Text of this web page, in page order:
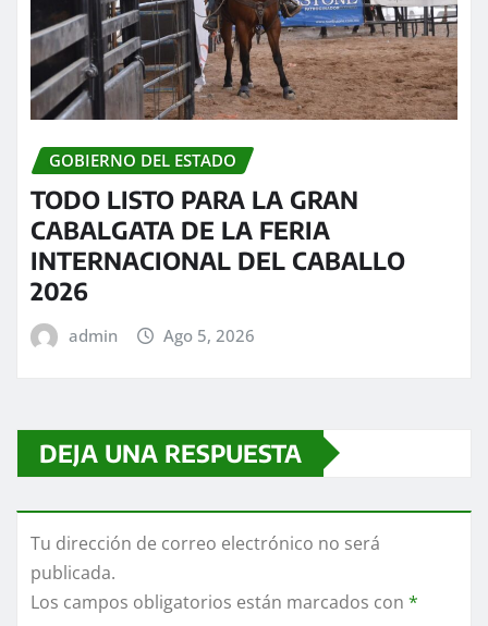
GOBIERNO DEL ESTADO
TODO LISTO PARA LA GRAN
CABALGATA DE LA FERIA
INTERNACIONAL DEL CABALLO
2026
admin Ago 5, 2026
DEJA UNA RESPUESTA
Tu dirección de correo electrónico no será
publicada.
Los campos obligatorios están marcados con *